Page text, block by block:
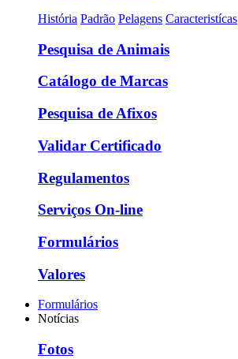
História Padrão Pelagens Caracteristícas
Pesquisa de Animais
Catálogo de Marcas
Pesquisa de Afixos
Validar Certificado
Regulamentos
Serviços On-line
Formulários
Valores
Formulários
Notícias
Fotos